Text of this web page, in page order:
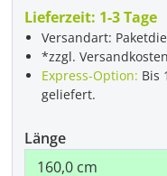
Lieferzeit: 1-3 Tage
Versandart:
*zzgl.
Express-Option: Bis
geliefert.
Länge